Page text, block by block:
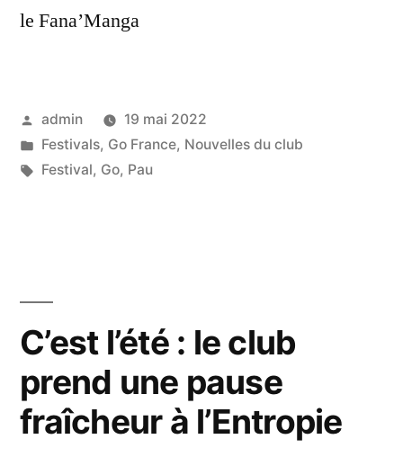
le Fana’Manga
Posted
by
admin
19 mai 2022
Posted
in
Festivals, Go France, Nouvelles du club
Tags:
Festival, Go, Pau
C’est l’été : le club
prend une pause
fraîcheur à l’Entropie